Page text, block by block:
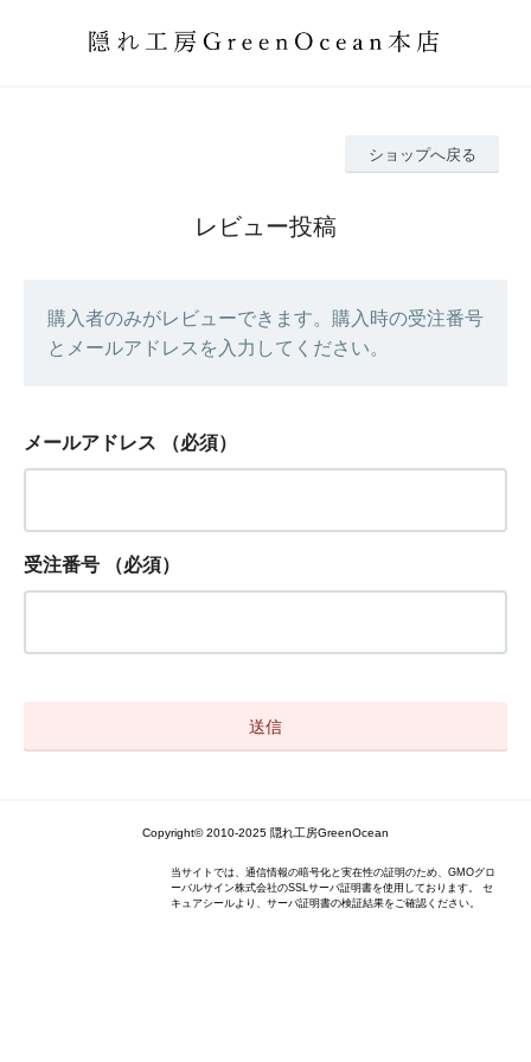
ショップへ戻る
レビュー投稿
購入者のみがレビューできます。購入時の受注番号
とメールアドレスを入力してください。
メールアドレス （必須）
受注番号 （必須）
Copyright© 2010-2025 隠れ工房GreenOcean
当サイトでは、通信情報の暗号化と実在性の証明のため、GMOグロ
ーバルサイン株式会社のSSLサーバ証明書を使用しております。 セ
キュアシールより、サーバ証明書の検証結果をご確認ください。